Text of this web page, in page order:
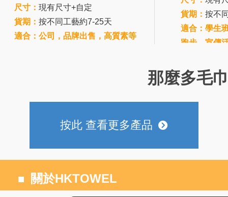
貨期： 按不
適合：學生
跑步，宣傳
尺寸： 現有尺寸+自定
貨期： 按不同工藝約7-25天
適合：公司，品牌出售，高質素等
■ 關於HKTOWEL
按此 查看更多產品 뀹
那麼多毛